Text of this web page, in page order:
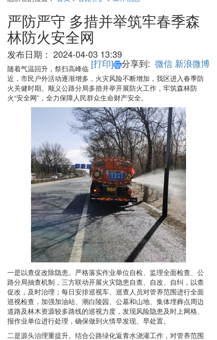
严防严守 多措并举筑牢春季森
林防火安全网
发布日期： 2024-04-03 13:39
[打印] 分享到: 微信 新浪微博
随着气温回升，祭扫高峰临
近，市民户外活动逐渐增多，火灾风险不断增加，我区进入春季防
火关健时期。顺义公路分局多措并举开展防火工作，牢筑森林防
火“安全网”，全力保障人民群众生命财产安全。
一是以查促改除隐患。严格落实作业单位自检、监理全面检查、公
路分局抽查机制，三方联动开展火灾隐患自查、自改、自纠，以查
促改，及时治理；每日安排巡视车、巡查人员对管养范围进行全面
巡视检查，加强加油站、潮白陵园、公墓和山地、集体埋葬点周边
道路及林木资源较多路线的巡视力度，发现风险隐患及时上网格、
报作业单位进行处理，确保做到火情早发现、早处置。
二是源头治理重提升。结合公路绿化返青水浇灌工作，对管养范围